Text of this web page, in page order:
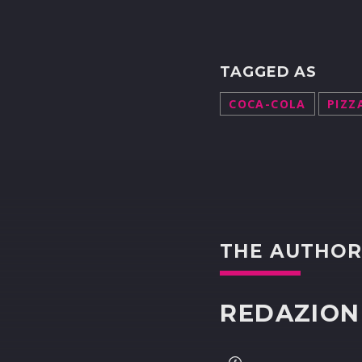
TAGGED AS
COCA-COLA
THE AUTHOR